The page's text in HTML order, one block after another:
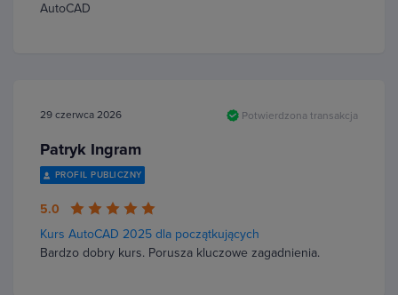
AutoCAD
29 czerwca 2026 Potwierdzona transakcja
Patryk Ingram
PROFIL PUBLICZNY
5.0
Kurs AutoCAD 2025 dla początkujących
Bardzo dobry kurs. Porusza kluczowe zagadnienia.